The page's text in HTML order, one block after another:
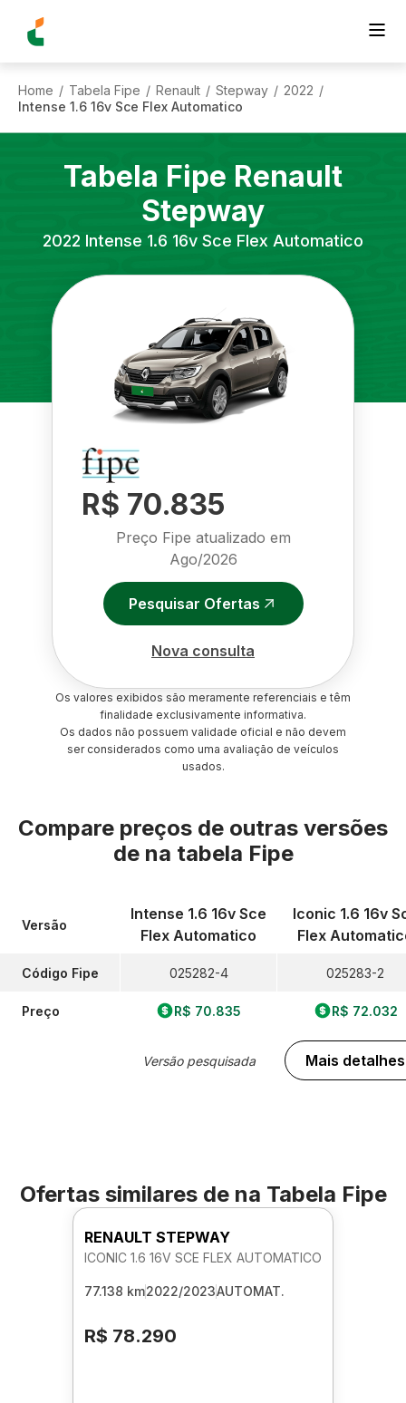
Home / Tabela Fipe / Renault / Stepway / 2022 /
Intense 1.6 16v Sce Flex Automatico
Tabela Fipe Renault
Stepway
2022 Intense 1.6 16v Sce Flex Automatico
R$ 70.835
Preço Fipe atualizado em
Ago/2026
Pesquisar Ofertas
Nova consulta
Os valores exibidos são meramente referenciais e têm
finalidade exclusivamente informativa.
Os dados não possuem validade oficial e não devem
ser considerados como uma avaliação de veículos
usados.
Compare preços de outras versões
de na tabela Fipe
Versão
Código Fipe
Preço
Intense 1.6 16v Sce
Flex Automatico
025282-4
R$ 70.835
Versão pesquisada
Iconic 1.6 16v
Flex
025283-2
R$ 72.032
Mais detalhes
Ofertas similares de na Tabela Fipe
RENAULT STEPWAY
ICONIC 1.6 16V SCE FLEX AUTOMATICO
77.138 km2022/2023AUTOMAT.
R$ 78.290